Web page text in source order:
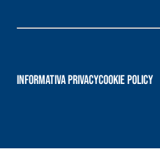
Informativa PrivacyCookie Policy